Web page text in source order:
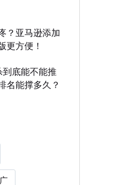
？亚马逊添加
更方便！
底能不能推
名能撑多久？